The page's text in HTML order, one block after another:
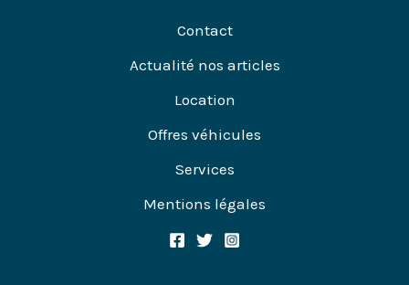
Contact
Actualité nos articles
Location
Offres véhicules
Services
Mentions légales